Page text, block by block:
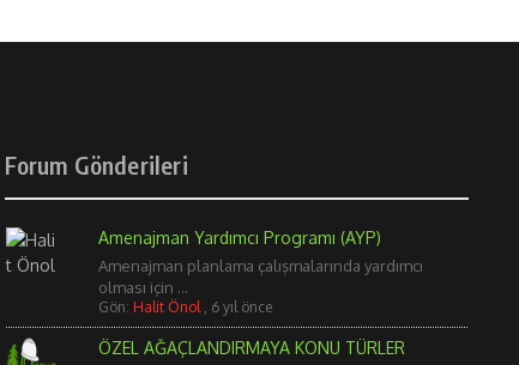
Forum Gönderileri
Amenajman Yardımcı Programı (AYP)
Amenajman planlama çalışmalarında yardımcı
olması için ...
Gön: Halit Önol, 6 yıl önce
ÖZEL AĞAÇLANDIRMAYA KONU TÜRLER